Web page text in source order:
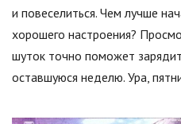
и повеселиться. Чем лучше
хорошего настроения?
шуток точно поможет
оставшуюся неделю. Ура,